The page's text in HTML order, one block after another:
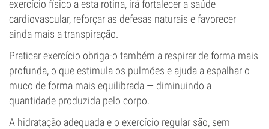
exercício físico a esta rotina, irá fortalecer a saúde
cardiovascular, reforçar as defesas naturais e favorecer
ainda mais a transpiração.
Praticar exercício obriga-o também a respirar de forma mais
profunda, o que estimula os pulmões e ajuda a espalhar o
muco de forma mais equilibrada — diminuindo a
quantidade produzida pelo corpo.
A hidratação adequada e o exercício regular são, sem